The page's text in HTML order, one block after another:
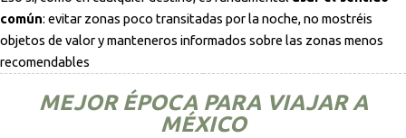
común: evitar zonas poco transitadas por la noche, no mostréis
objetos de valor y manteneros informados sobre las zonas menos
recomendables
MEJOR ÉPOCA PARA VIAJAR A
MÉXICO